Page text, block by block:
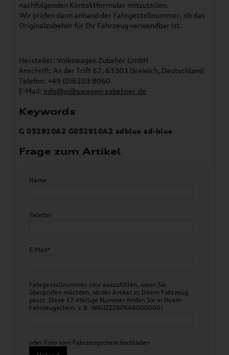
nachfolgenden Kontaktformular mitzuteilen.
Wir prüfen dann anhand der Fahrgestellnummer, ob das
Originalzubehör für Ihr Fahrzeug verwendbar ist.
Hersteller: Volkswagen Zubehör GmbH
Anschrift: An der Trift 67, 63303 Dreieich, Deutschland
Telefon: +49 (0)6103 8060
E-Mail: info@volkswagen-zubehoer.de
Keywords
G 052910A2 G052910A2 adblue ad-blue
Frage zum Artikel
Name
Telefon
E-Mail*
Fahrgestellnummer (nur auszufüllen, wenn Sie
überprüfen möchten, ob der Artikel zu Ihrem Fahrzeug
passt. Diese 17-stellige Nummer finden Sie in Ihrem
Fahrzeugschein, z.B. WAUZZZ8P8AB000000)
oder Foto vom Fahrzeugschein hochladen